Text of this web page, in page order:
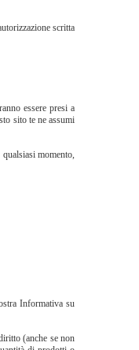
scritta
essere presi a
sito te ne assumi
momento,
Informativa su
(anche se non